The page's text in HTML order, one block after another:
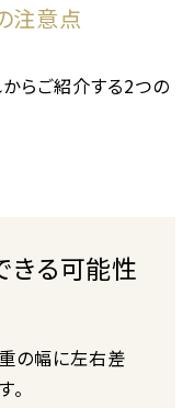
注意点
らご紹介する2つの
る可能性
の幅に左右差